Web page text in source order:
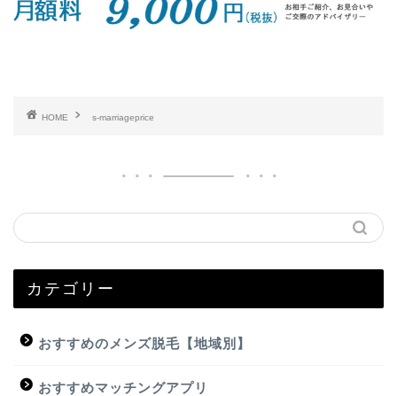
HOME s-marriageprice
カテゴリー
おすすめのメンズ脱毛【地域別】
おすすめマッチングアプリ